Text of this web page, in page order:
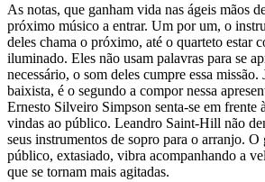
As notas, que ganham vida nas ágeis mãos
próximo músico a entrar. Um por um, o
deles chama o próximo, até o quarteto estar
iluminado. Eles não usam palavras para se
necessário, o som deles cumpre essa
baixista, é o segundo a compor nessa
Ernesto Silveiro Simpson senta-se em frente
vindas ao público. Leandro Saint-Hill não
seus instrumentos de sopro para o arranjo.
público, extasiado, vibra acompanhando a
que se tornam mais agitadas.